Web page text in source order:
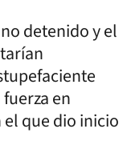
detenido y el
en
que dio inicio